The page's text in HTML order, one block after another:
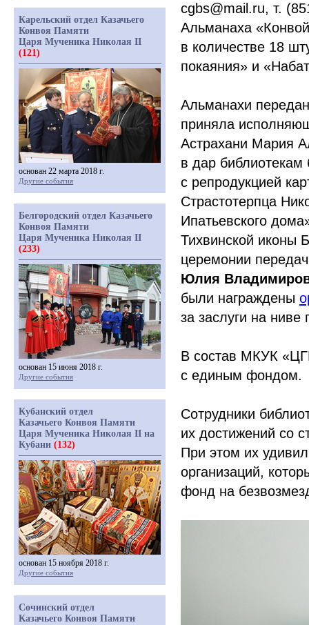
cgbs@mail.ru, т.
Альманаха «
в количестве 18
покаяния» и «
Альманахи
приняла
Астрахани Мария
в дар
с репродукцией
Страстотерпца
Ипатьевского
Тихвинской иконы
церемонии
Юлия
были награждены
за заслуги на
В состав МКУК «
с единым фондом.
Сотрудники
их достижений со
При этом их
организаций,
фонд на
Карельский отдел Казачьего
Конвоя Памяти
Царя Мученика Николая II
(121)
основан 22 марта 2018 г.
Другие события
Белгородский отдел Казачьего
Конвоя Памяти
Царя Мученика Николая II
(233)
основан 15 июня 2018 г.
Другие события
Кубанский отдел
Казачьего Конвоя Памяти
Царя Мученика Николая II на
Кубани (132)
основан 15 ноября 2018 г.
Другие события
Сочинский отдел
Казачьего Конвоя Памяти